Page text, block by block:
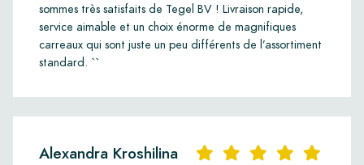
sommes très satisfaits de Tegel BV ! Livraison rapide,
service aimable et un choix énorme de magnifiques
carreaux qui sont juste un peu différents de l’assortiment
standard. ``
Alexandra Kroshilina